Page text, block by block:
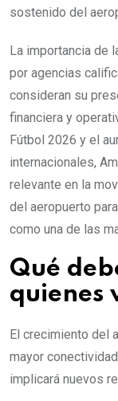
sostenido del
La importancia de
por agencias
consideran su
financiera y
Fútbol 2026 y el
internacionales,
relevante en la
del aeropuerto
como una de las
Qué
quienes
El crecimiento del
mayor
implicará nuevos